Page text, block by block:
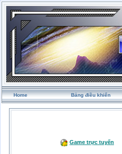
Home Bảng điều khiển
Game trực tuyến